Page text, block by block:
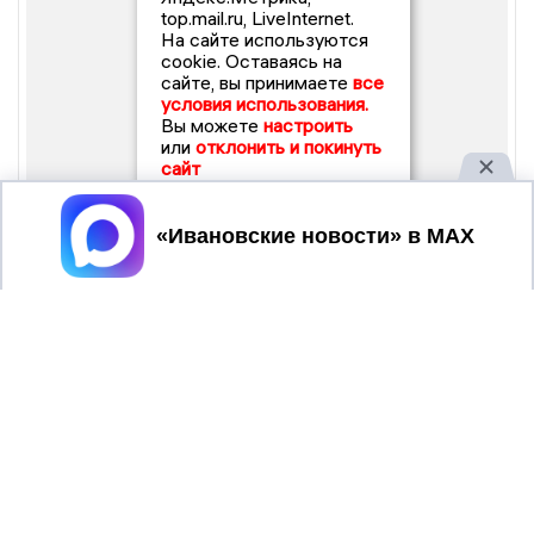
top.mail.ru, LiveInternet.
На сайте используются
cookie. Оставаясь на
сайте, вы принимаете все
условия использования.
Вы можете настроить
или отклонить и покинуть
сайт
Принять